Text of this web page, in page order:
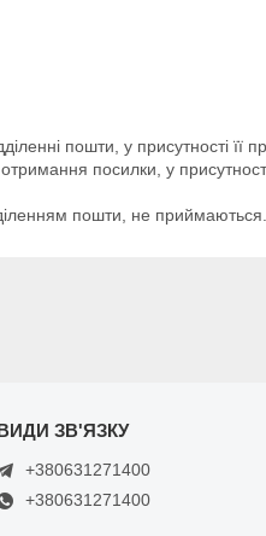
пошти, у присутності її
посилки, у
пошти, не приймаються.
+380631271400
+380631271400